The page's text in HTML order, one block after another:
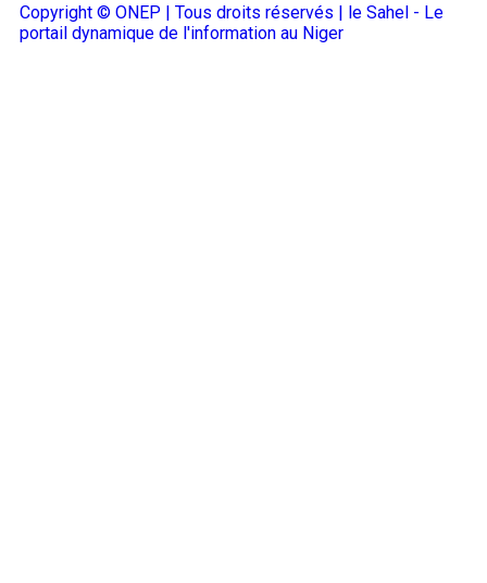
Copyright © ONEP | Tous droits réservés | le Sahel - Le
portail dynamique de l'information au Niger